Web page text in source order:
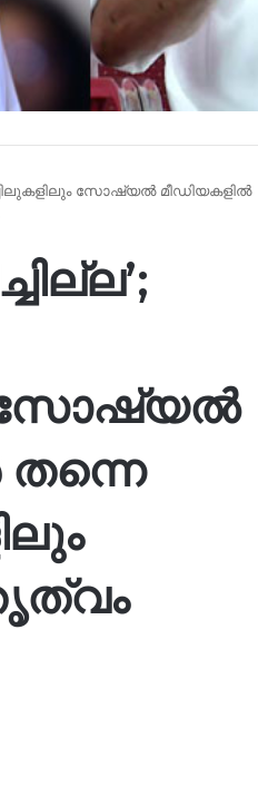
സോഷ്യൽ മീഡിയകളിൽ
സോഷ്യൽ